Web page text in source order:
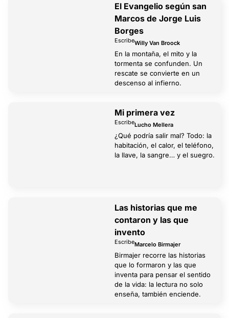
El Evangelio según san
Marcos de Jorge Luis
Borges
EscribeWilly Van Broock
En la montaña, el mito y la
tormenta se confunden. Un
rescate se convierte en un
descenso al infierno.
Mi primera vez
EscribeLucho Mellera
¿Qué podría salir mal? Todo: la
habitación, el calor, el teléfono,
la llave, la sangre… y el suegro.
Las historias que me
contaron y las que
invento
EscribeMarcelo Birmajer
Birmajer recorre las historias
que lo formaron y las que
inventa para pensar el sentido
de la vida: la lectura no solo
enseña, también enciende.